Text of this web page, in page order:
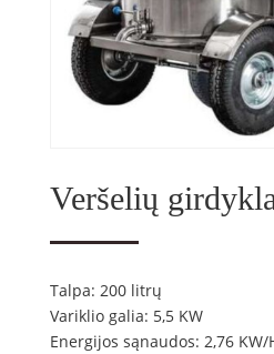
Veršelių
Talpa: 200 litrų
Variklio galia: 5,5 KW
Energijos sąnaudos: 2,76 KW/